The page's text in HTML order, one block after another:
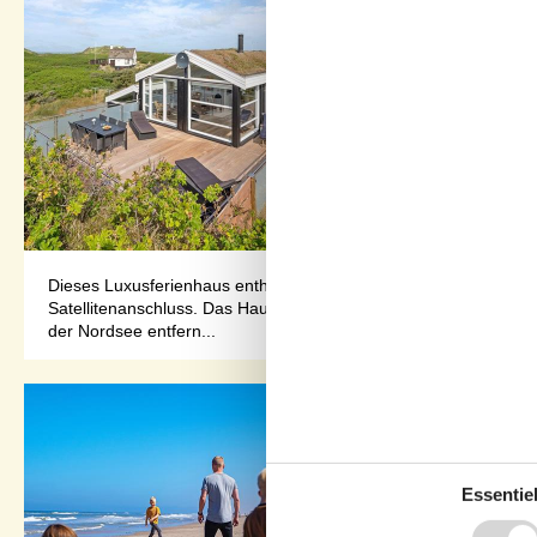
Dieses Luxusferienhaus enthält u. a. Swimmingpool,
Satellitenanschluss. Das Haus ist 2 stöckig und aus Holz,
der Nordsee entfern...